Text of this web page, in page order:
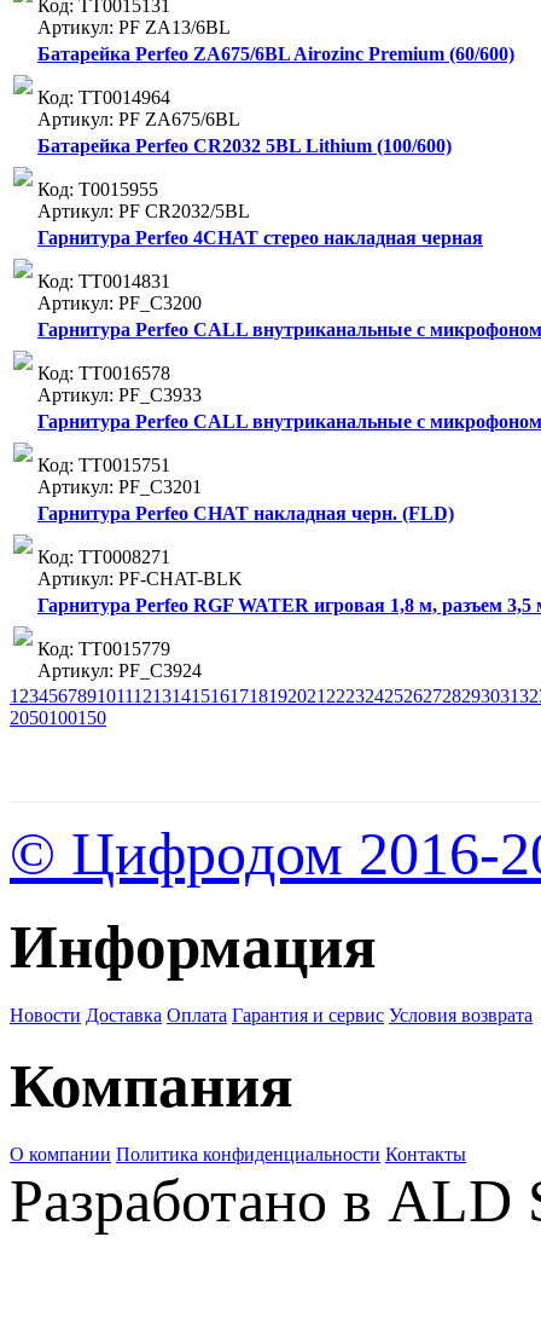
Код: ТТ0015131
Артикул: PF ZA13/6BL
Батарейка Perfeo ZA675/6BL Airozinc Premium (60/600)
Код: ТТ0014964
Артикул: PF ZA675/6BL
Батарейка Perfeo СR2032 5BL Lithium (100/600)
Код: Т0015955
Артикул: PF CR2032/5BL
Гарнитура Perfeo 4CHAT стерео накладная черная
Код: ТТ0014831
Артикул: PF_C3200
Гарнитура Perfeo CALL внутриканальные c микрофоном
Код: ТТ0016578
Артикул: PF_C3933
Гарнитура Perfeo CALL внутриканальные c
Код: ТТ0015751
Артикул: PF_C3201
Гарнитура Perfeo CHAT накладная черн. (FLD)
Код: ТТ0008271
Артикул: PF-CHAT-BLK
Гарнитура Perfeo RGF WATER игровая 1,8 м, разъем
Код: ТТ0015779
Артикул: PF_C3924
1 23456789101112131415161718192021 2223242526272829303132
2050100150
© Цифродом 2016-
Информация
Новости Доставка Оплата Гарантия и сервис Условия возврата
Компания
О компании Политика конфиденциальности Контакты
Разработано в ALD